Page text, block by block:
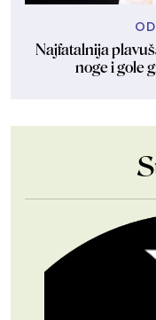
Najfatalnija
noge i gole